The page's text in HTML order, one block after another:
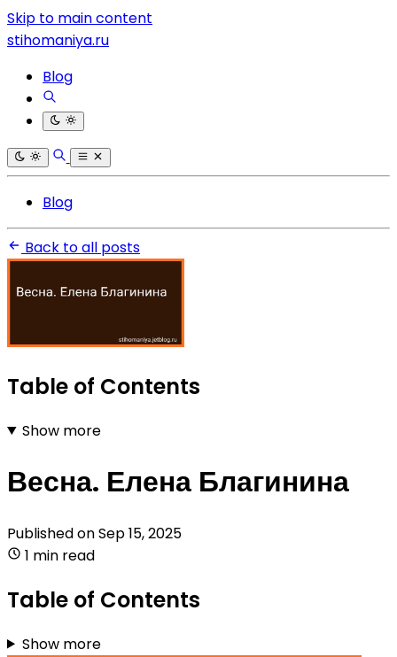
Skip to main content
stihomaniya.ru
Blog
Blog
Back to all posts
Table of Contents
Show more
Весна. Елена Благинина
Published onSep 15, 2025
1 min read
Table of Contents
Show more